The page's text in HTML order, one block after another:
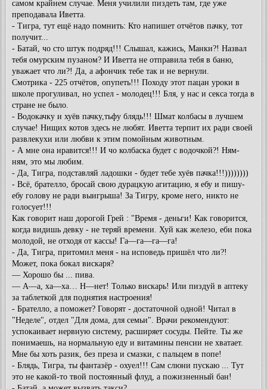
самом крайнем случае. Меня училили пиздеть там, где уже
преподавала Иветта.
- Тигра, тут ещё надо помнить: Кто напишет отчётов пачку, тот
получит...
- Батай, чо сто штук подряд!!! Слышал, кажись, Манки?! Назвал
тебя омурским пузаном? И Иветта не отправила тебя в баню,
уважает что ли?! Да, а афончик тебе так и не вернули.
Смотрика - 225 отчётов, опупеть!!! Походу этот пацан уроки в
школе прогуливал, но успел - молодец!!! Бля, у нас и секса тогда в
стране не было.
- Водокачку и хуёв пачку,тьфу блядь!!! Шмат колбасы в лучшем
случае! Нищих котов здесь не любят. Иветта терпит их ради своей
развлекухи или любви к этим помойным животным.
- А мне она нравится!!! И чо колбаска будет с водочкой?! Ням-
ням, это мы любим.
- Да, Тигра, подставляй ладошки - будет тебе хуёв пачка!!!))))))))
- Всё, брателло, бросай свою дурацкую агитацию, я ебу и пишу-
ебу голову не ради выигрыша! За Тигру, кроме него, никто не
голосует!!!
Как говорит наш дорогой Грей : "Время - деньги! Как говорится,
когда видишь девку - не теряй времени. Хуй как железо, еби пока
молодой, не отходя от кассы! Га—га—га—га!
- Да, Тигра, притомил меня - на исповедь пришёл что ли?!
Может, пока бокал вискаря?
— Хорошо бы ... пива.
— А—а, ха—ха… Н—нет! Только вискарь! Или пиздуй в аптеку
за таблеткой для поднятия настроения!
- Брателло, а поможет? Говорят - достаточной одной! Читал в
"Неделе", отдел "Для дома, для семьи". Врачи рекомендуют:
успокаивает нервную систему, расширяет сосуды. Пейте. Ты же
понимаешь, на нормальную еду и витамины пенсии не хватает.
Мне бы хоть разик, без преза и смазки, с пальцем в попе!
- Блядь, Тигра, ты фантазёр - охуел!!! Сам слюни пускаю ... Тут
это не какой-то твой постоянный флуд, а пожизненный бан!